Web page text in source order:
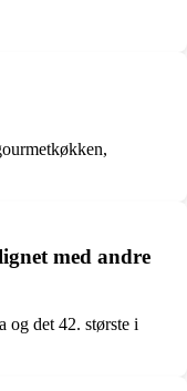
med andre
og det 42. største i